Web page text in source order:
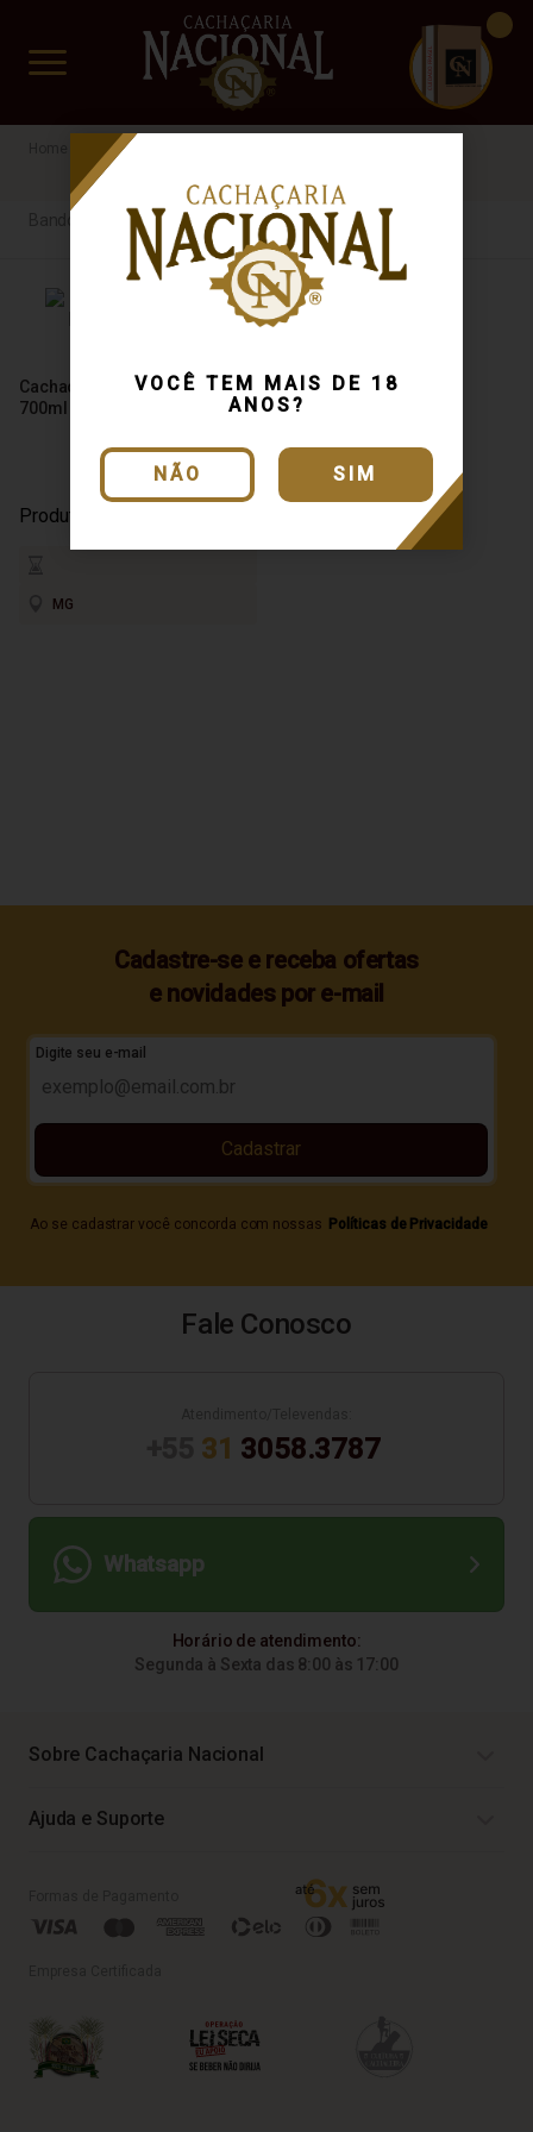
VOCÊ TEM MAIS DE 18
ANOS?
NÃO SIM
www.cachacarianacional.com.br
CUIDADO FRÁGIL
Bandoleira
Cachaça Bandoleira Ouro
700ml
Produto Esgotado
MG
Cadastre-se e receba ofertas
e novidades por e-mail
Digite seu e-mail
Ao se cadastrar você concorda com nossas Políticas de Privacidade
Cadastrar
Fale Conosco
31 3058.3787
Whatsapp
Horário de atendimento:
Segunda à Sexta das 8:00 às 17:00
Sobre Cachaçaria Nacional
Ajuda e Suporte